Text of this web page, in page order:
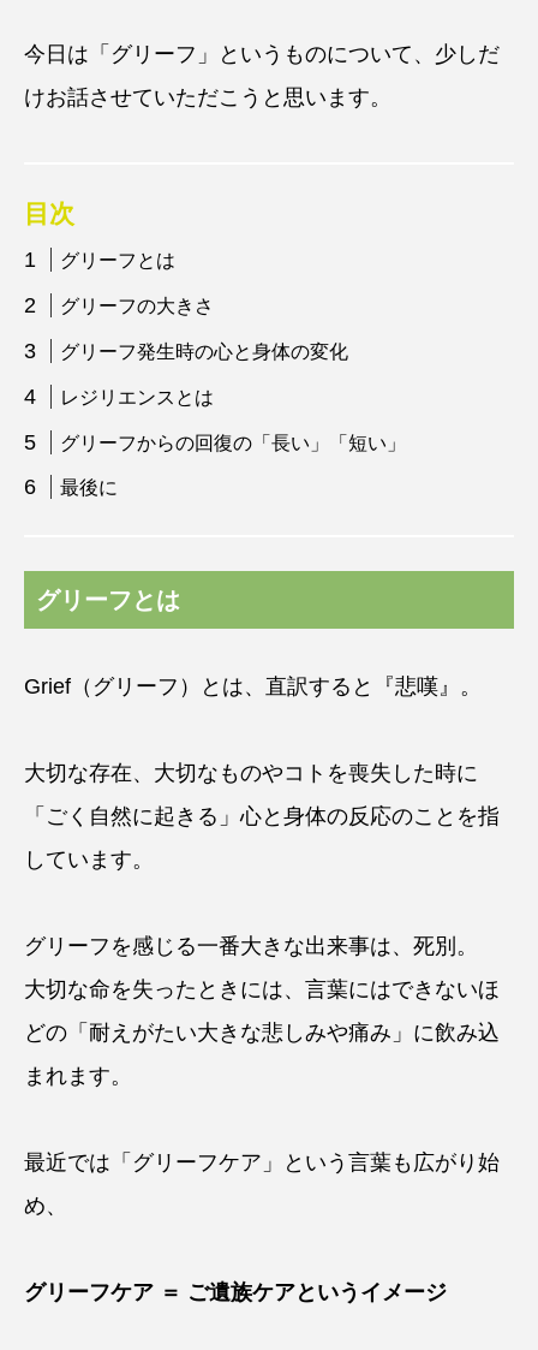
今日は「グリーフ」というものについて、少しだ
けお話させていただこうと思います。
目次
グリーフとは
グリーフの大きさ
グリーフ発生時の心と身体の変化
レジリエンスとは
グリーフからの回復の「長い」「短い」
最後に
グリーフとは
Grief（グリーフ）とは、直訳すると『悲嘆』。
大切な存在、大切なものやコトを喪失した時に
「ごく自然に起きる」心と身体の反応のことを指
しています。
グリーフを感じる一番大きな出来事は、死別。
大切な命を失ったときには、言葉にはできないほ
どの「耐えがたい大きな悲しみや痛み」に飲み込
まれます。
最近では「グリーフケア」という言葉も広がり始
め、
グリーフケア ＝ ご遺族ケアというイメージ